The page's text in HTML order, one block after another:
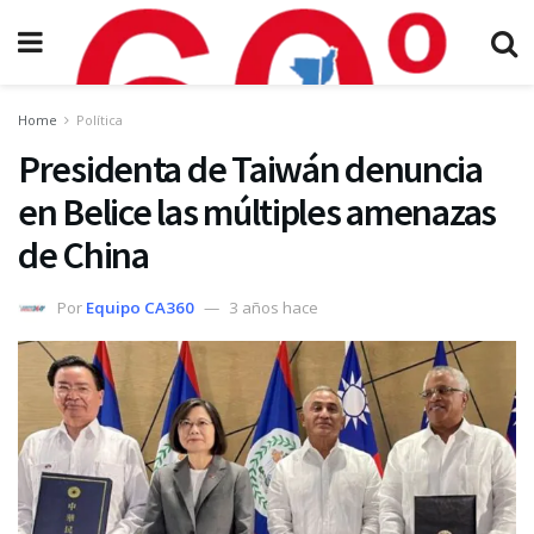
Home Política
Presidenta de Taiwán denuncia
en Belice las múltiples amenazas
de China
Por Equipo CA360 3 años hace